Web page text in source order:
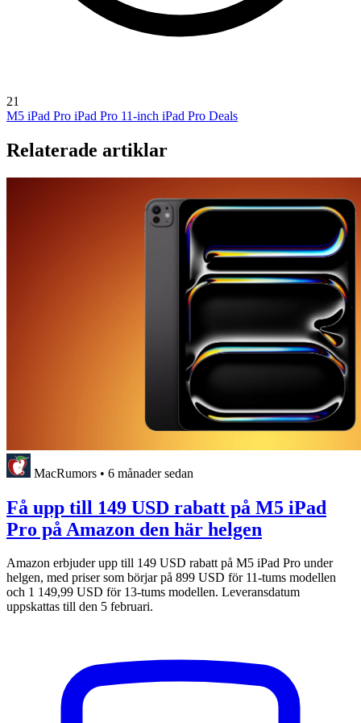
21
M5 iPad Pro iPad Pro 11-inch iPad Pro Deals
Relaterade artiklar
MacRumors • 6 månader sedan
Få upp till 149 USD rabatt på M5 iPad
Pro på Amazon den här helgen
Amazon erbjuder upp till 149 USD rabatt på M5 iPad Pro under
helgen, med priser som börjar på 899 USD för 11-tums modellen
och 1 149,99 USD för 13-tums modellen. Leveransdatum
uppskattas till den 5 februari.